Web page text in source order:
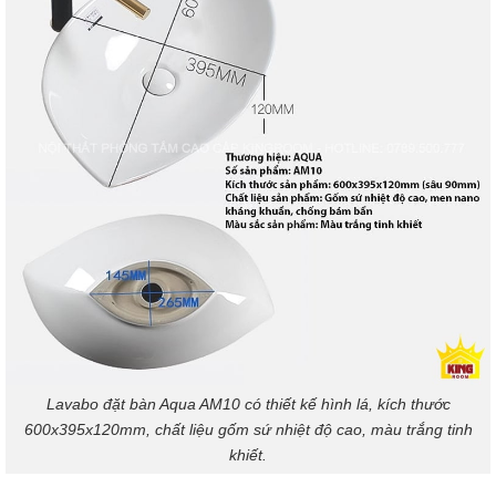
Lavabo đặt bàn Aqua AM10 có thiết kế hình lá, kích thước
600x395x120mm, chất liệu gốm sứ nhiệt độ cao, màu trắng tinh
khiết.